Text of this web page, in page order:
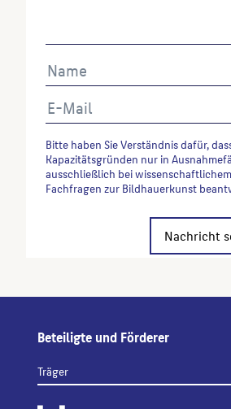
Bitte haben Sie Verständnis dafür,
Kapazitätsgründen nur in
ausschließlich bei
Fachfragen zur Bildhauerkunst
Beteiligte und Förderer
Träger